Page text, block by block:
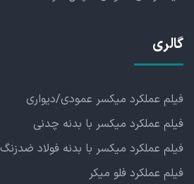
گالری
فیلم عملکرد میکسر عمودی/دیواری
فیلم عملکرد میکسر با بدنه چدنی
فیلم عملکرد میکسر با بدنه فولاد ضدزنگ
فیلم عملکرد فلو میکر